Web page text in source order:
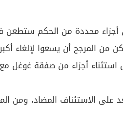
محددة من الحكم ستطعن
من المرجح أن يسعوا لإلغاء
استثناء أجزاء من صفقة غوغل
على الاستئناف المضاد، ومن